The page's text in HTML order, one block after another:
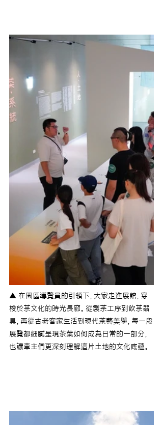
▲ 在園區導覽員的引領下，大家走進展館，穿
梭於茶文化的時光長廊。從製茶工序到飲茶器
具，再從古老客家生活到現代茶藝美學，每一段
展覽都細膩呈現茶葉如何成為日常的一部分，
也讓車主們更深刻理解這片土地的文化底蘊。